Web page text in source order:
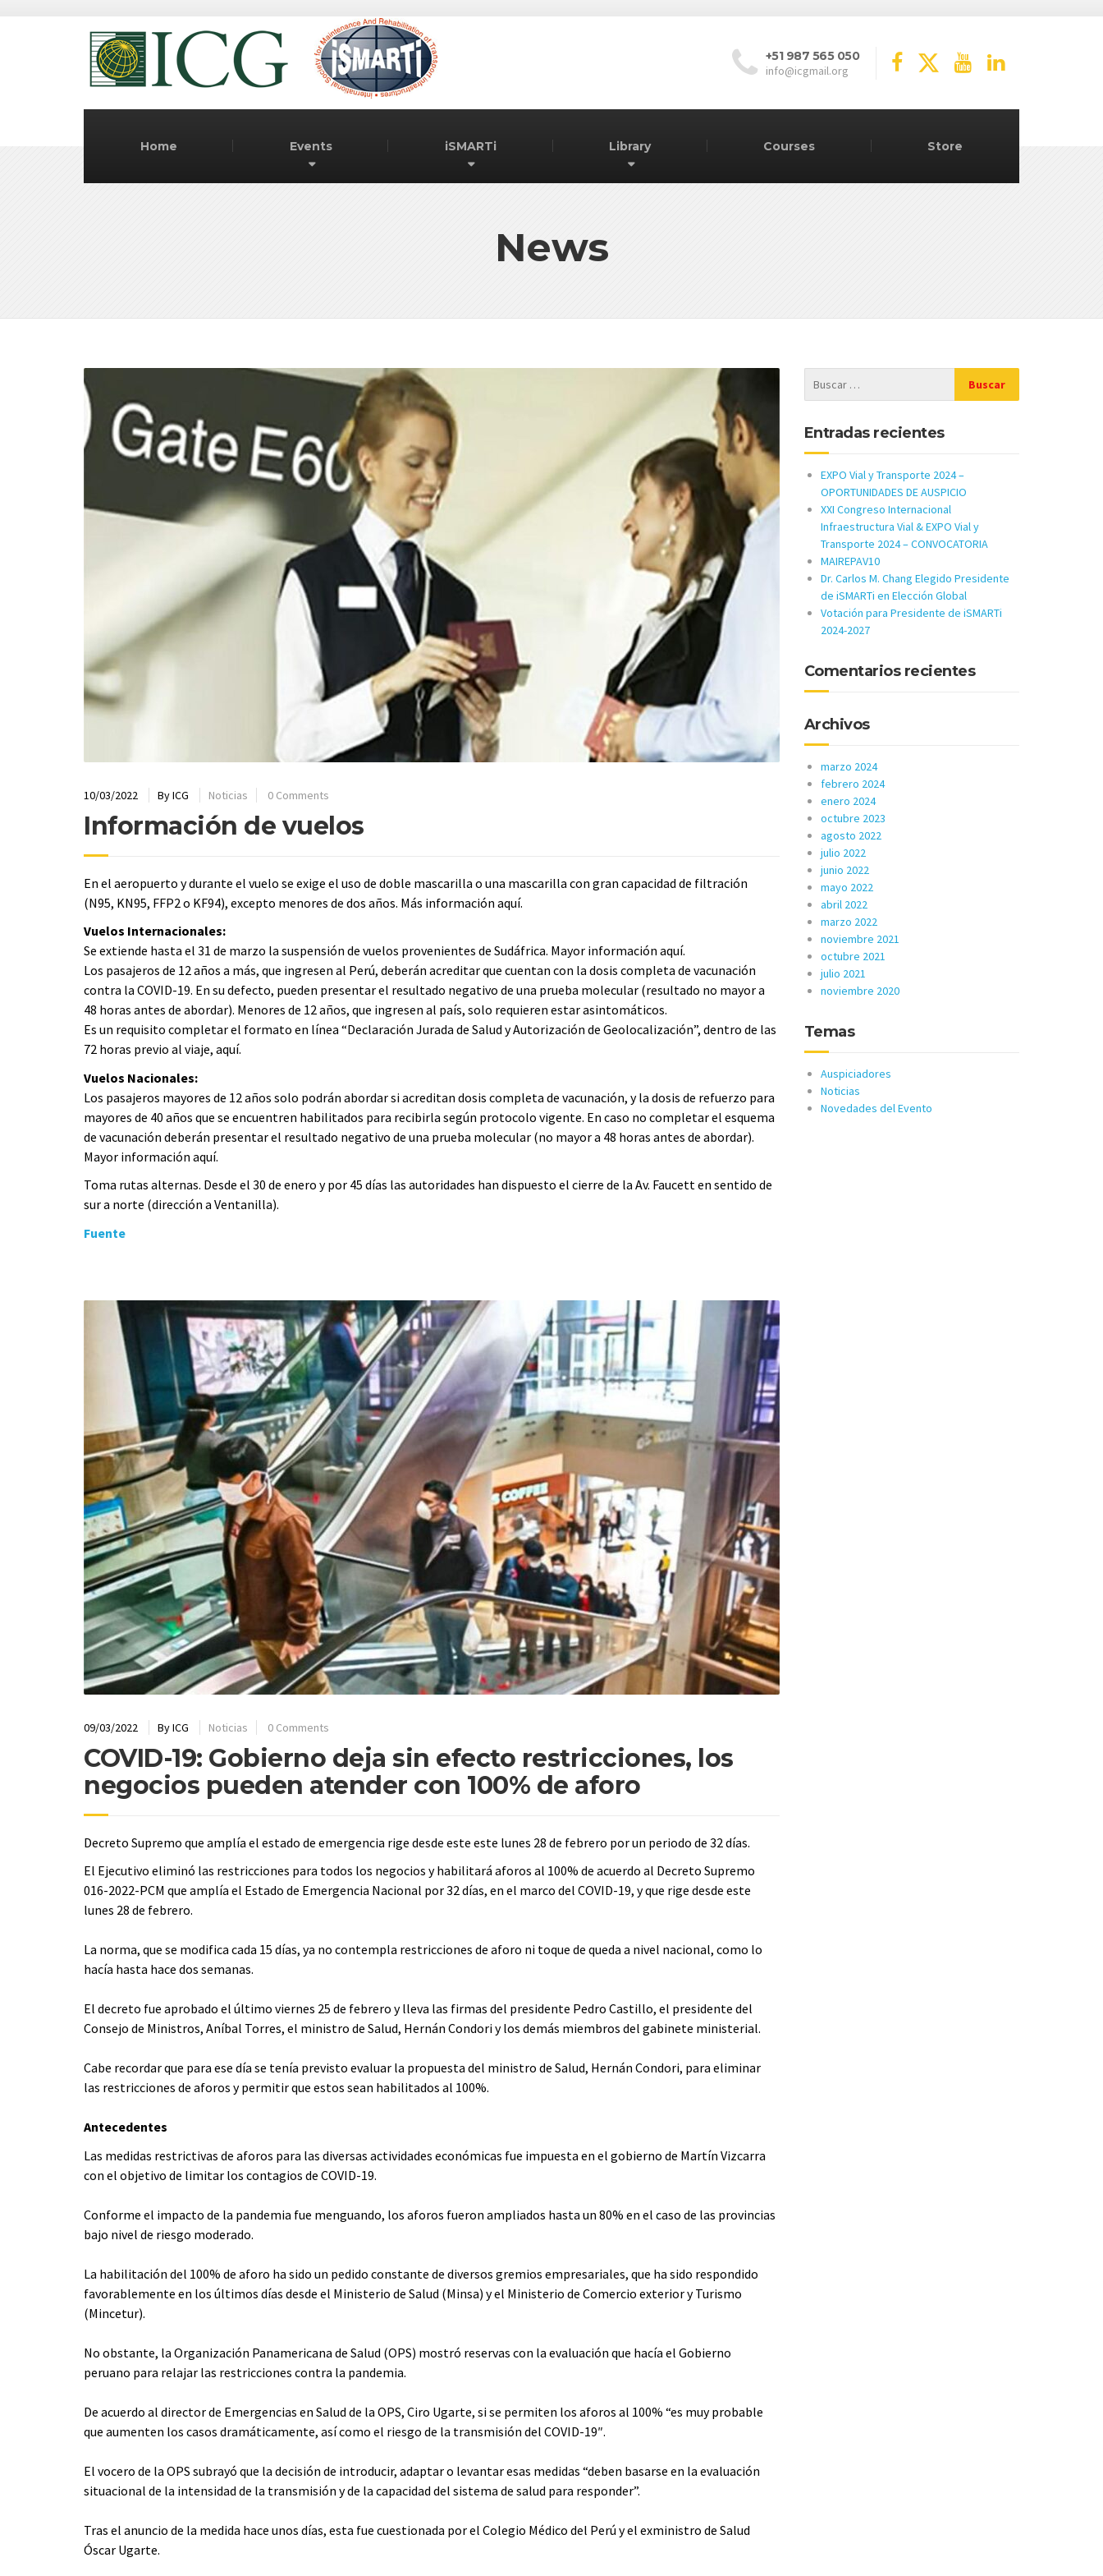
+51 987 565 050
info@icgmail.org
Home Events iSMARTi Library Courses Store
News
10/03/2022 ByICG Noticias 0 Comments
Información de vuelos
En el aeropuerto y durante el vuelo se exige el uso de doble mascarilla o una mascarilla con gran capacidad de filtración
(N95, KN95, FFP2 o KF94), excepto menores de dos años. Más información aquí.
Vuelos Internacionales:
Se extiende hasta el 31 de marzo la suspensión de vuelos provenientes de Sudáfrica. Mayor información aquí.
Los pasajeros de 12 años a más, que ingresen al Perú, deberán acreditar que cuentan con la dosis completa de vacunación
contra la COVID-19. En su defecto, pueden presentar el resultado negativo de una prueba molecular (resultado no mayor a
48 horas antes de abordar). Menores de 12 años, que ingresen al país, solo requieren estar asintomáticos.
Es un requisito completar el formato en línea “Declaración Jurada de Salud y Autorización de Geolocalización”, dentro de las
72 horas previo al viaje, aquí.
Vuelos Nacionales:
Los pasajeros mayores de 12 años solo podrán abordar si acreditan dosis completa de vacunación, y la dosis de refuerzo para
mayores de 40 años que se encuentren habilitados para recibirla según protocolo vigente. En caso no completar el esquema
de vacunación deberán presentar el resultado negativo de una prueba molecular (no mayor a 48 horas antes de abordar).
Mayor información aquí.
Toma rutas alternas. Desde el 30 de enero y por 45 días las autoridades han dispuesto el cierre de la Av. Faucett en sentido de
sur a norte (dirección a Ventanilla).
Fuente
09/03/2022 ByICG Noticias 0 Comments
COVID-19: Gobierno deja sin efecto restricciones, los
negocios pueden atender con 100% de aforo
Decreto Supremo que amplía el estado de emergencia rige desde este este lunes 28 de febrero por un periodo de 32 días.
El Ejecutivo eliminó las restricciones para todos los negocios y habilitará aforos al 100% de acuerdo al Decreto Supremo
016-2022-PCM que amplía el Estado de Emergencia Nacional por 32 días, en el marco del COVID-19, y que rige desde este
lunes 28 de febrero.
La norma, que se modifica cada 15 días, ya no contempla restricciones de aforo ni toque de queda a nivel nacional, como lo
hacía hasta hace dos semanas.
El decreto fue aprobado el último viernes 25 de febrero y lleva las firmas del presidente Pedro Castillo, el presidente del
Consejo de Ministros, Aníbal Torres, el ministro de Salud, Hernán Condori y los demás miembros del gabinete ministerial.
Cabe recordar que para ese día se tenía previsto evaluar la propuesta del ministro de Salud, Hernán Condori, para eliminar
las restricciones de aforos y permitir que estos sean habilitados al 100%.
Antecedentes
Las medidas restrictivas de aforos para las diversas actividades económicas fue impuesta en el gobierno de Martín Vizcarra
con el objetivo de limitar los contagios de COVID-19.
Conforme el impacto de la pandemia fue menguando, los aforos fueron ampliados hasta un 80% en el caso de las provincias
bajo nivel de riesgo moderado.
La habilitación del 100% de aforo ha sido un pedido constante de diversos gremios empresariales, que ha sido respondido
favorablemente en los últimos días desde el Ministerio de Salud (Minsa) y el Ministerio de Comercio exterior y Turismo
(Mincetur).
No obstante, la Organización Panamericana de Salud (OPS) mostró reservas con la evaluación que hacía el Gobierno
peruano para relajar las restricciones contra la pandemia.
De acuerdo al director de Emergencias en Salud de la OPS, Ciro Ugarte, si se permiten los aforos al 100% “es muy probable
que aumenten los casos dramáticamente, así como el riesgo de la transmisión del COVID-19″.
El vocero de la OPS subrayó que la decisión de introducir, adaptar o levantar esas medidas “deben basarse en la evaluación
situacional de la intensidad de la transmisión y de la capacidad del sistema de salud para responder”.
Tras el anuncio de la medida hace unos días, esta fue cuestionada por el Colegio Médico del Perú y el exministro de Salud
Óscar Ugarte.
Entradas recientes
EXPO Vial y Transporte 2024 –
OPORTUNIDADES DE AUSPICIO
XXI Congreso Internacional
Infraestructura Vial & EXPO Vial y
Transporte 2024 – CONVOCATORIA
MAIREPAV10
Dr. Carlos M. Chang Elegido Presidente
de iSMARTi en Elección Global
Votación para Presidente de iSMARTi
2024-2027
Comentarios recientes
Archivos
marzo 2024
febrero 2024
enero 2024
octubre 2023
agosto 2022
julio 2022
junio 2022
mayo 2022
abril 2022
marzo 2022
noviembre 2021
octubre 2021
julio 2021
noviembre 2020
Temas
Auspiciadores
Noticias
Novedades del Evento